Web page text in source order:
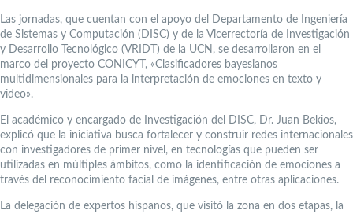
Las jornadas, que cuentan con el apoyo del Departamento de Ingeniería
de Sistemas y Computación (DISC) y de la Vicerrectoría de Investigación
y Desarrollo Tecnológico (VRIDT) de la UCN, se desarrollaron en el
marco del proyecto CONICYT, «Clasificadores bayesianos
multidimensionales para la interpretación de emociones en texto y
video».
El académico y encargado de Investigación del DISC, Dr. Juan Bekios,
explicó que la iniciativa busca fortalecer y construir redes internacionales
con investigadores de primer nivel, en tecnologías que pueden ser
utilizadas en múltiples ámbitos, como la identificación de emociones a
través del reconocimiento facial de imágenes, entre otras aplicaciones.
La delegación de expertos hispanos, que visitó la zona en dos etapas, la